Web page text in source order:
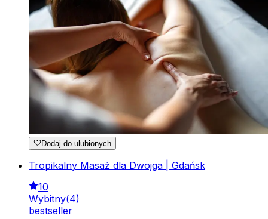
Dodaj do ulubionych
Tropikalny Masaż dla Dwojga | Gdańsk
10
Wybitny(4)
bestseller